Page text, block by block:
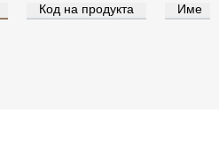
Код на продукта Име